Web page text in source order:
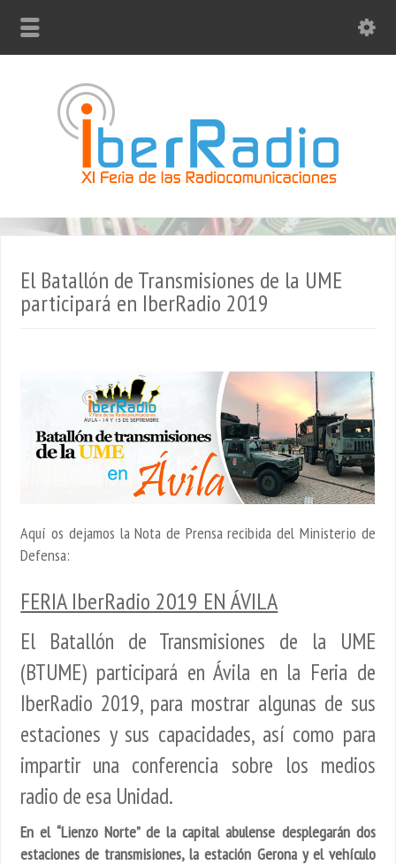
El Batallón de Transmisiones de la UME
participará en IberRadio 2019
Aquí os dejamos la Nota de Prensa recibida del Ministerio de
Defensa:
FERIA IberRadio 2019 EN ÁVILA
El Batallón de Transmisiones de la UME
(BTUME) participará en Ávila en la Feria de
IberRadio 2019, para mostrar algunas de sus
estaciones y sus capacidades, así como para
impartir una conferencia sobre los medios
radio de esa Unidad.
En el “Lienzo Norte” de la capital abulense desplegarán dos
estaciones de transmisiones, la estación Gerona y el vehículo